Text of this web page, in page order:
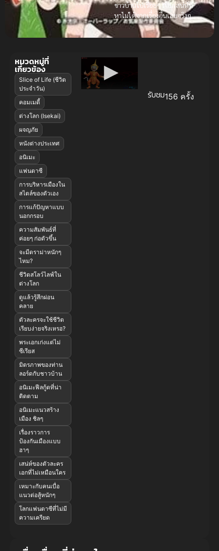
ชาวบ้านไปเรื่อยๆ เป็นเสน่ห์ที่
หาไม่ได้จากเรื่องอื่นเลยจริงๆ
รับชม156 ครั้ง
หมวดหมู่ที่
เกี่ยวข้อง
Slice of Life (ชีวิต
ประจำวัน)
คอมเมดี้
ต่างโลก (Isekai)
ผจญภัย
หนังต่างประเทศ
อนิเมะ
แฟนตาซี
การบริหารเมืองใน
สไตล์ของตัวเอง
การแก้ปัญหาแบบ
นอกกรอบ
ความสัมพันธ์ที่
ค่อยๆ ก่อตัวขึ้น
จะมีดราม่าหนักๆ
ไหม?
ชีวิตสโลว์ไลฟ์ใน
ต่างโลก
ดูแล้วรู้สึกผ่อน
คลาย
ตัวละครจะใช้ชีวิต
เรียบง่ายจริงเหรอ?
พระเอกเก่งแต่ไม่
ซีเรียส
มิตรภาพของท่าน
ลอร์ดกับชาวบ้าน
อนิเมะฟีลกู้ดที่น่า
ติดตาม
อนิเมะแนวสร้าง
เมือง ชิลๆ
เรื่องราวการ
ป้องกันเมืองแบบ
ฮาๆ
เสน่ห์ของตัวละคร
เอกที่ไม่เหมือนใคร
เหมาะกับคนเบื่อ
แนวต่อสู้หนักๆ
โลกแฟนตาซีที่ไม่มี
ความเครียด